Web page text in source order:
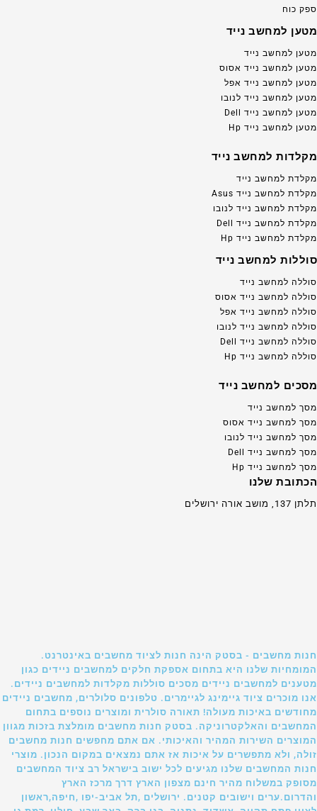
ספק כוח
מטען למחשב נייד
מטען למחשב נייד
מטען למחשב נייד אסוס
מטען למחשב נייד אפל
מטען למחשב נייד לנובו
מטען למחשב נייד Dell
מטען למחשב נייד Hp
מקלדות למחשב נייד
מקלדת למחשב נייד
מקלדת למחשב נייד Asus
מקלדת למחשב נייד לנובו
מקלדת למחשב נייד Dell
מקלדת למחשב נייד Hp
סוללות למחשב נייד
סוללה למחשב נייד
סוללה למחשב נייד אסוס
סוללה למחשב נייד אפל
סוללה למחשב נייד לנובו
סוללה למחשב נייד Dell
סוללה למחשב נייד Hp
מסכים למחשב נייד
מסך למחשב נייד
מסך למחשב נייד אסוס
מסך למחשב נייד לנובו
מסך למחשב נייד Dell
מסך למחשב נייד Hp
הכתובת שלנו
תלתן 137, מושב אורה ירושלים
חנות מחשבים - בסטק הינה חנות לציוד מחשבים באינטרנט.
המומחיות שלנו היא בתחום אספקת חלקים למחשבים ניידים כגון
מטענים למחשבים ניידים מסכים סוללות מקלדות למחשבים ניידים.
אנו מוכרים ציוד גיימינג לגיימרים. טלפונים סלולרים, מחשבים ניידים
מחודשים באיכות מעולה! תאורה סולרית ומוצרים נוספים בתחום
המחשבים והאלקטרוניקה. בסטק חנות מחשבים מומלצת בזכות מגוון
המוצרים השירות המהיר והאיכותי. אם אתם מחפשים חנות מחשבים
זולה, ולא מתפשרים על איכות אז אתם נמצאים במקום הנכון. מוצרי
חנות המחשבים שלנו מגיעים לכל ישוב בישראל רב ציוד המחשבים
מסופק במשלוח מהיר חינם מצפון הארץ דרך מרכז הארץ
והדרום.ערים וישובים קטנים. ירושלים ,תל אביב-יפו ,חיפה,ראשון